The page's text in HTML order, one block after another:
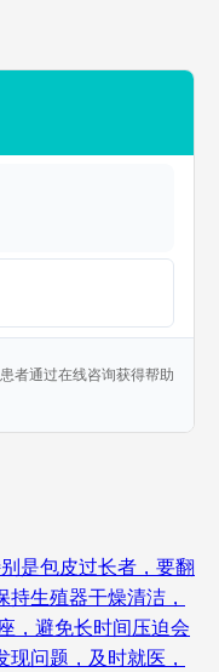
者通过在线咨询获得帮助
是包皮过长者，要翻
生殖器干燥清洁，
，避免长时间压迫会
问题，及时就医，